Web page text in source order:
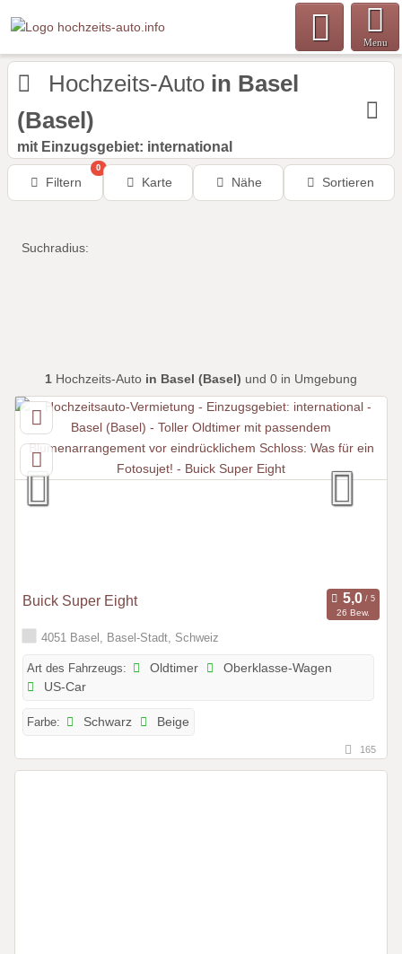
Menu
Hochzeits-Auto in Basel
(Basel)
mit Einzugsgebiet: international
Filtern
0
Karte Nähe Sortieren
Suchradius:
1 Hochzeits-Auto in Basel (Basel) und 0 in Umgebung
Buick Super Eight
26 Bew.
4051 Basel, Basel-Stadt, Schweiz
Art des Fahrzeugs: Oldtimer
Oberklasse-Wagen
US-Car
Farbe: Schwarz Beige
165